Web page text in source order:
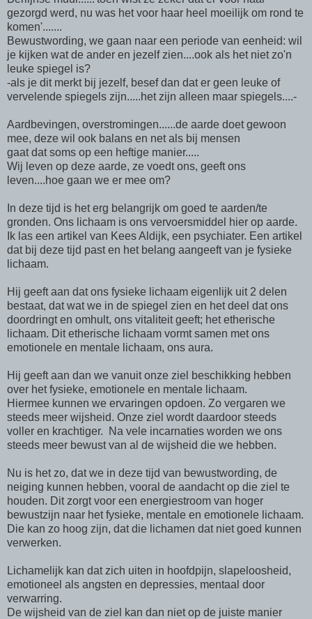
gezorgd werd, nu was het voor haar heel moeilijk om rond te
komen'.......
Bewustwording, we gaan naar een periode van eenheid: wil
je kijken wat de ander en jezelf zien....ook als het niet zo'n
leuke spiegel is?
-als je dit merkt bij jezelf, besef dan dat er geen leuke of
vervelende spiegels zijn.....het zijn alleen maar spiegels....-
Aardbevingen, overstromingen......de aarde doet gewoon
mee, deze wil ook balans en net als bij mensen
gaat dat soms op een heftige manier.....
Wij leven op deze aarde, ze voedt ons, geeft ons
leven....hoe gaan we er mee om?
In deze tijd is het erg belangrijk om goed te aarden/te
gronden. Ons lichaam is ons vervoersmiddel hier op aarde.
Ik las een artikel van Kees Aldijk, een psychiater. Een artikel
dat bij deze tijd past en het belang aangeeft van je fysieke
lichaam.
Hij geeft aan dat ons fysieke lichaam eigenlijk uit 2 delen
bestaat, dat wat we in de spiegel zien en het deel dat ons
doordringt en omhult, ons vitaliteit geeft; het etherische
lichaam. Dit etherische lichaam vormt samen met ons
emotionele en mentale lichaam, ons aura.
Hij geeft aan dan we vanuit onze ziel beschikking hebben
over het fysieke, emotionele en mentale lichaam.
Hiermee kunnen we ervaringen opdoen. Zo vergaren we
steeds meer wijsheid. Onze ziel wordt daardoor steeds
voller en krachtiger. Na vele incarnaties worden we ons
steeds meer bewust van al de wijsheid die we hebben.
Nu is het zo, dat we in deze tijd van bewustwording, de
neiging kunnen hebben, vooral de aandacht op die ziel te
houden. Dit zorgt voor een energiestroom van hoger
bewustzijn naar het fysieke, mentale en emotionele lichaam.
Die kan zo hoog zijn, dat die lichamen dat niet goed kunnen
verwerken.
Lichamelijk kan dat zich uiten in hoofdpijn, slapeloosheid,
emotioneel als angsten en depressies, mentaal door
verwarring.
De wijsheid van de ziel kan dan niet op de juiste manier